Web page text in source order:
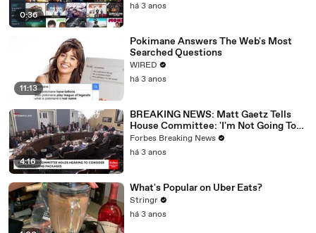
0:36
há 3 anos
11:13
Pokimane Answers The Web's Most
Searched Questions
WIRED
há 3 anos
4:16
BREAKING NEWS: Matt Gaetz Tells
House Committee: 'I'm Not Going To
Vote For A Continuing Resolution'
Forbes Breaking News
há 3 anos
What's Popular on Uber Eats?
Stringr
há 3 anos